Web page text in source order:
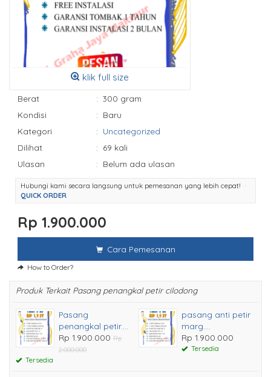
klik full size
Berat : 300 gram
Kondisi
: Baru
Kategori
: Uncategorized
Dilihat
: 69 kali
Ulasan
: Belum ada ulasan
Hubungi kami secara langsung untuk pemesanan yang lebih cepat!
QUICK ORDER
Rp 1.900.000
Cara Pemesanan
How to Order?
Produk Terkait Pasang penangkal petir cilodong
Pasang
penangkal petir....
Rp 1.900.000 Rp
2.000.000
Tersedia
pasang anti petir
marg....
Rp 1.900.000
Tersedia